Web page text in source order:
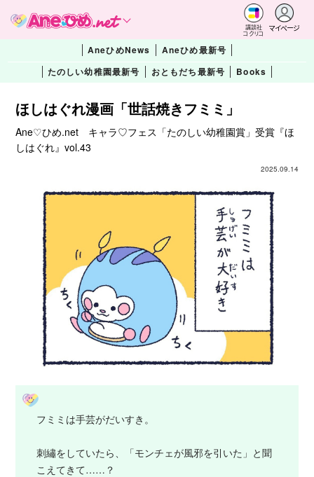
講談社
コクリコ
マイページ
AneひめNews
Aneひめ最新号
たのしい幼稚園最新号
おともだち最新号 Books
ほしはぐれ漫画「世話焼きフミミ」
Ane♡ひめ.net キャラ♡フェス「たのしい幼稚園賞」受賞『ほ
しはぐれ』vol.43
2025.09.14
フミミは手芸がだいすき。
刺繡をしていたら、「モンチェが風邪を引いた」と聞
こえてきて……？